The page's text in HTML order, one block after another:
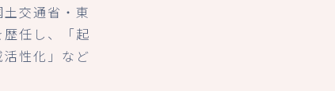
交通省・東
任し、「起
性化」など